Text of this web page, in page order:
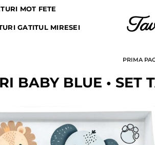
MOT FETE
GATITUL MIRESEI
PRIMA
BABY BLUE • SET